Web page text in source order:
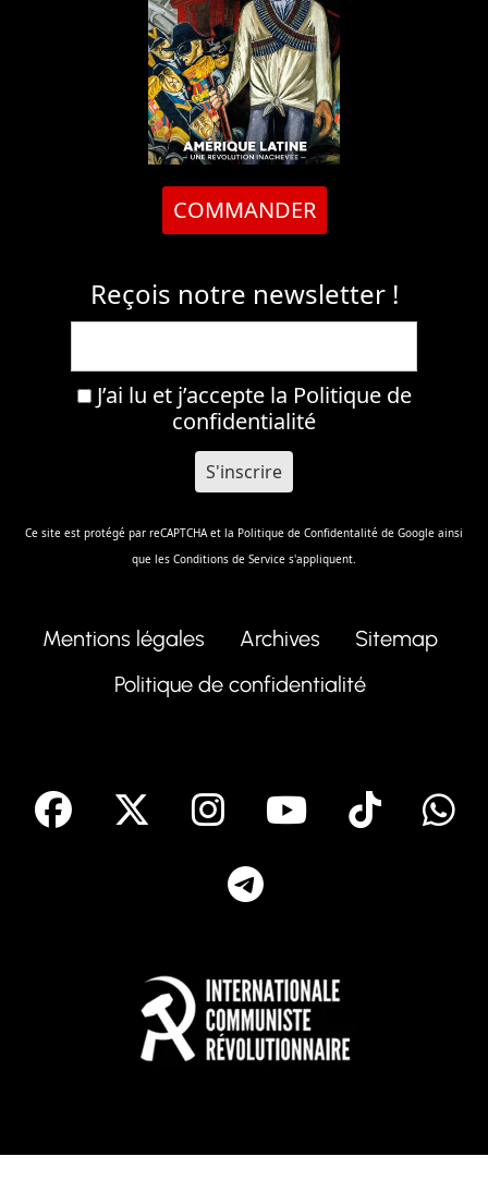
COMMANDER
Reçois notre newsletter !
J’ai lu et j’accepte la Politique de
confidentialité
Ce site est protégé par reCAPTCHA et la Politique de Confidentalité de Google ainsi
que les Conditions de Service s'appliquent.
Mentions légales Archives
Sitemap
Politique de confidentialité
facebook Instagram
Youtube
Tik